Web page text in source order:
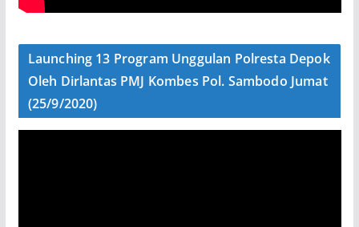
Launching 13 Program Unggulan Polresta Depok
Oleh Dirlantas PMJ Kombes Pol. Sambodo Jumat
(25/9/2020)